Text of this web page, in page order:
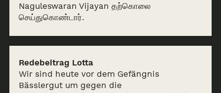
Naguleswaran Vijayan தற்கொலை
செய்துகொண்டார்.
Redebeitrag Lotta
Wir sind heute vor dem Gefängnis
Bässlergut um gegen die